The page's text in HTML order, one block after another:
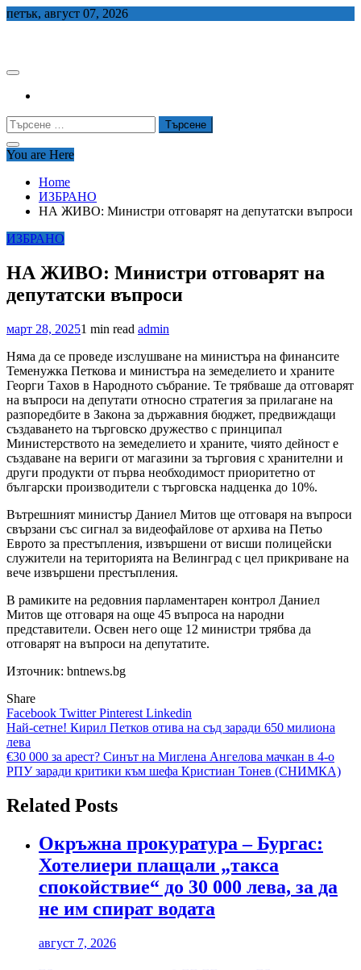
Skip
петък, август 07, 2026
Търсене
за:
You are Here
Home
ИЗБРАНО
НА ЖИВО: Министри отговарят на депутатски въпроси
ИЗБРАНО
НА ЖИВО: Министри отговарят на
депутатски въпроси
март 28, 20251 min read admin
Няма да се проведе изслушване на министъра на финансите
Теменужка Петкова и министъра на земеделието и храните
Георги Тахов в Народното събрание. Те трябваше да отговарят
на въпроси на депутати относно стратегия за прилагане на
разпоредбите в Закона за държавния бюджет, предвиждащи
създаването на търговско дружество с принципал
Министерството на земеделието и храните, чиято дейност е
създаване на вериги от магазини за търговия с хранителни и
други продукти от първа необходимост приоритетно от
български производители с търговска надценка до 10%.
Вътрешният министър Даниел Митов ще отговаря на въпроси
свързани със сигнал за видеофайлове от архива на Петьо
Еврото за престъпления, извършени от висши полицейски
служители на територията на Велинград с цел прикриване на
вече извършени престъпления.
В рамиките на редовния парламентарен контрол Даниел
Митов ще отговаря на още 45 въпроса на народни
представители. Освен него още 12 министри трябва да
отговарят на въпроси на депутатите.
Източник: bntnews.bg
Share
Facebook TwitterPinterest Linkedin
Навигация
Най-сетне! Кирил Петков отива на съд заради 650 милиона
лева
€30 000 за арест? Синът на Миглена Ангелова мачкан в 4-о
РПУ заради критики към шефа Кристиан Тонев (СНИМКА)
Related Posts
Окръжна прокуратура – Бургас:
Хотелиери плащали „такса
спокойствие“ до 30 000 лева, за да
не им спират водата
август 7, 2026